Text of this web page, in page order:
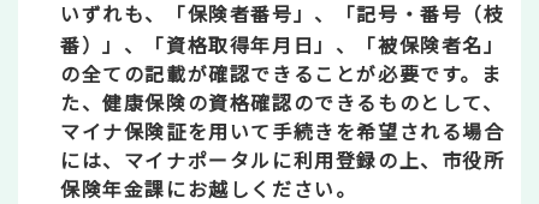
いずれも、「保険者番号」、「記号・番号（枝
番）」、「資格取得年月日」、「被保険者名」
の全ての記載が確認できることが必要です。ま
た、健康保険の資格確認のできるものとして、
マイナ保険証を用いて手続きを希望される場合
には、マイナポータルに利用登録の上、市役所
保険年金課にお越しください。